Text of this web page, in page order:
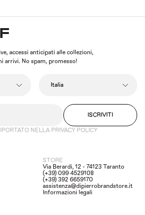
accessi anticipati alle collezioni,
arrivi. No spam, promesso!
ISCRIVITI
NELLA PRIVACY POLICY
STORE
Via Berardi, 12 - 74123 Taranto
(+39) 099 4529108
(+39) 392 6659170
assistenza@dipierrobrandstore.it
Informazioni legali